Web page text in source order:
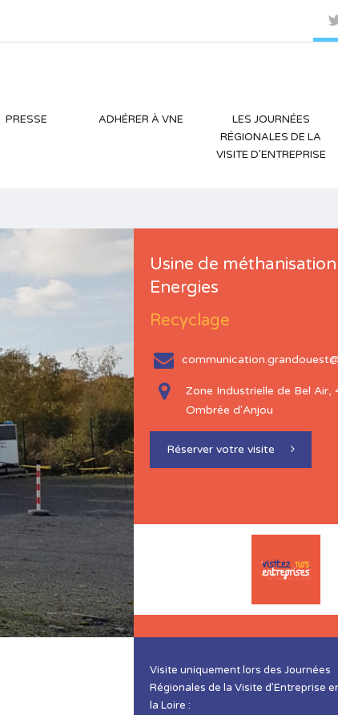
PRESSE ADHÉRER À VNE
LES JOURNÉES
RÉGIONALES DE LA
VISITE D’ENTREPRISE
Usine de
Energies
Recyclage
Zone Industrielle de Bel Air,
Ombrée d'Anjou
Réserver votre visite
Visite uniquement lors des Journées
Régionales de la Visite d’Entreprise
la Loire :